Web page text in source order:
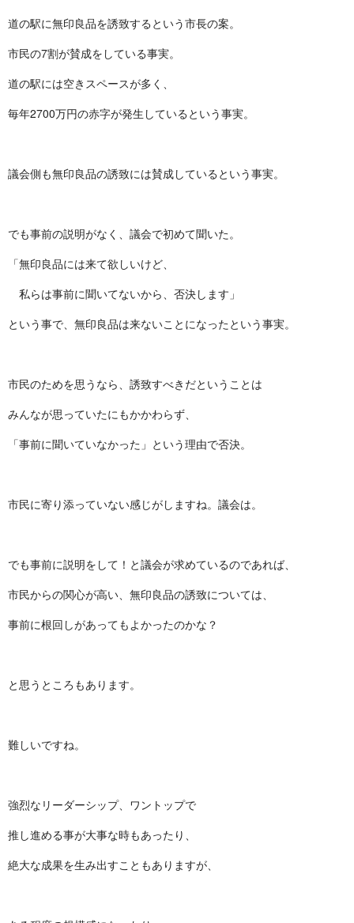
道の駅に無印良品を誘致するという市長の案。
市民の7割が賛成をしている事実。
道の駅には空きスペースが多く、
毎年2700万円の赤字が発生しているという事実。
議会側も無印良品の誘致には賛成しているという事実。
でも事前の説明がなく、議会で初めて聞いた。
「無印良品には来て欲しいけど、
私らは事前に聞いてないから、否決します」
という事で、無印良品は来ないことになったという事実。
市民のためを思うなら、誘致すべきだということは
みんなが思っていたにもかかわらず、
「事前に聞いていなかった」という理由で否決。
市民に寄り添っていない感じがしますね。議会は。
でも事前に説明をして！と議会が求めているのであれば、
市民からの関心が高い、無印良品の誘致については、
事前に根回しがあってもよかったのかな？
と思うところもあります。
難しいですね。
強烈なリーダーシップ、ワントップで
推し進める事が大事な時もあったり、
絶大な成果を生み出すこともありますが、